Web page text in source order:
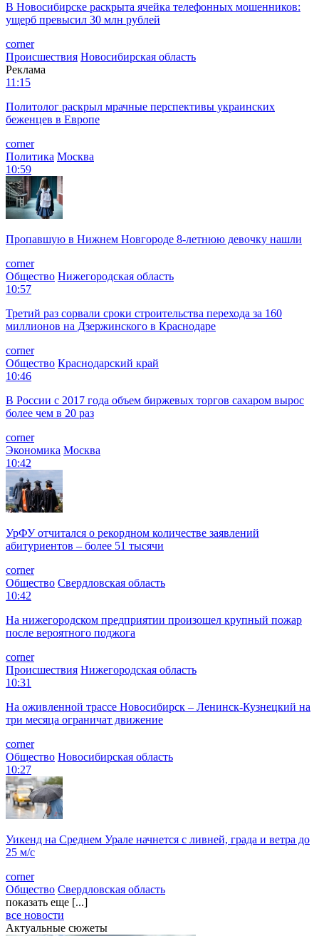
В Новосибирске раскрыта ячейка телефонных мошенников:
ущерб превысил 30 млн рублей
corner
Происшествия Новосибирская область
Реклама
11:15
Политолог раскрыл мрачные перспективы украинских
беженцев в Европе
corner
Политика Москва
10:59
Пропавшую в Нижнем Новгороде 8-летнюю девочку нашли
corner
Общество Нижегородская область
10:57
Третий раз сорвали сроки строительства перехода за 160
миллионов на Дзержинского в Краснодаре
corner
Общество Краснодарский край
10:46
В России с 2017 года объем биржевых торгов сахаром вырос
более чем в 20 раз
corner
Экономика Москва
10:42
УрФУ отчитался о рекордном количестве заявлений
абитуриентов – более 51 тысячи
corner
Общество Свердловская область
10:42
На нижегородском предприятии произошел крупный пожар
после вероятного поджога
corner
Происшествия Нижегородская область
10:31
На оживленной трассе Новосибирск – Ленинск-Кузнецкий на
три месяца ограничат движение
corner
Общество Новосибирская область
10:27
Уикенд на Среднем Урале начнется с ливней, града и ветра до
25 м/с
corner
Общество Свердловская область
показать еще [...]
все новости
Актуальные сюжеты